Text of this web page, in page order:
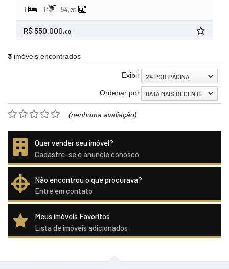
1 1 54,75
R$ 550.000,00
3 imóveis encontrados
Exibir 24 POR PÁGINA
Ordenar por DATA MAIS RECENTE
(nenhuma avaliação)
Quer vender seu imóvel?
Cadastre-se e anuncie conosco
Não encontrou o que procurava?
Entre em contato
Meus imóveis Favoritos
Lista de imóveis adicionados